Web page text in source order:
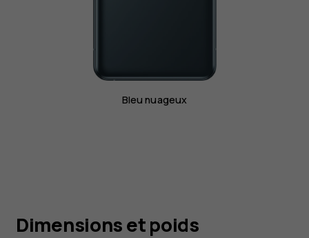
Bleu nuageux
Dimensions et poids